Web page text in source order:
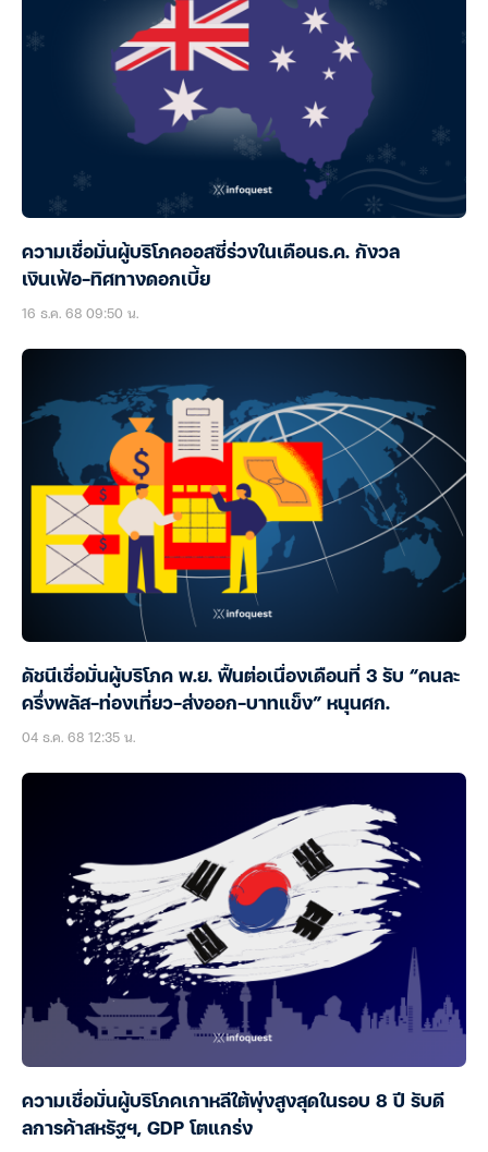
ความเชื่อมั่นผู้บริโภคออสซี่ร่วงในเดือนธ.ค. กังวล
เงินเฟ้อ–ทิศทางดอกเบี้ย
16 ธ.ค. 68 09:50 น.
ดัชนีเชื่อมั่นผู้บริโภค พ.ย. ฟื้นต่อเนื่องเดือนที่ 3 รับ “คนละ
ครึ่งพลัส-ท่องเที่ยว-ส่งออก-บาทแข็ง” หนุนศก.
04 ธ.ค. 68 12:35 น.
ความเชื่อมั่นผู้บริโภคเกาหลีใต้พุ่งสูงสุดในรอบ 8 ปี รับดี
ลการค้าสหรัฐฯ, GDP โตแกร่ง